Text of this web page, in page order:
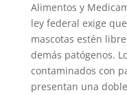
Alimentos y
ley federal exige
mascotas estén
demás patógenos.
contaminados con
presentan una